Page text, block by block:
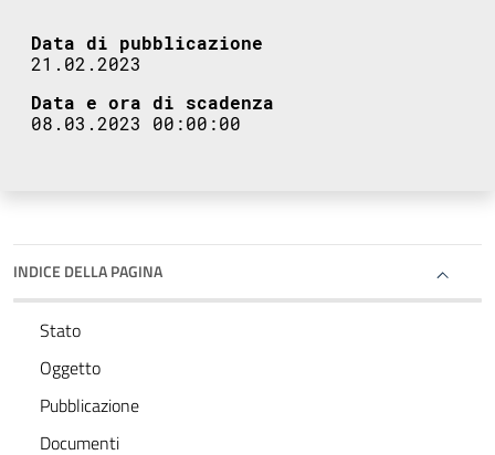
Data di pubblicazione
21.02.2023
Data e ora di scadenza
08.03.2023 00:00:00
INDICE DELLA PAGINA
Stato
Oggetto
Pubblicazione
Documenti